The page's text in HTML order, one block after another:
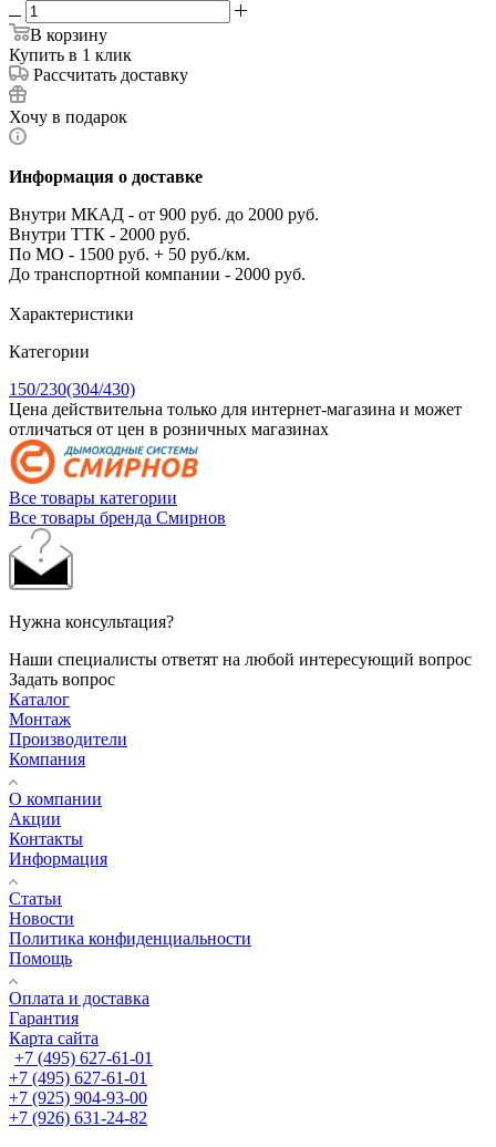
В корзину
Купить в 1 клик
Рассчитать доставку
Хочу в подарок
Информация о доставке
Внутри МКАД - от 900 руб. до 2000 руб.
Внутри ТТК - 2000 руб.
По МО - 1500 руб. + 50 руб./км.
До транспортной компании - 2000 руб.
Характеристики
Категории
150/230(304/430)
Цена действительна только для интернет-магазина и может
отличаться от цен в розничных магазинах
Все товары категории
Все товары бренда Смирнов
Нужна консультация?
Наши специалисты ответят на любой интересующий вопрос
Задать вопрос
Каталог
Монтаж
Производители
Компания
О компании
Акции
Контакты
Информация
Статьи
Новости
Политика конфиденциальности
Помощь
Оплата и доставка
Гарантия
Карта сайта
+7 (495) 627-61-01
+7 (495) 627-61-01
+7 (925) 904-93-00
+7 (926) 631-24-82